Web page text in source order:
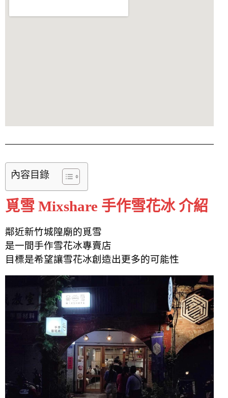
內容目錄
覓雪 Mixshare 手作雪花冰 介紹
鄰近新竹城隍廟的覓雪
是一間手作雪花冰專賣店
目標是希望讓雪花冰創造出更多的可能性